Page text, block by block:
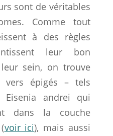
sont de véritables
Comme tout
à des règles
leur bon
sein, on trouve
vers épigés – tels
Eisenia andrei qui
dans la couche
voir ici), mais aussi